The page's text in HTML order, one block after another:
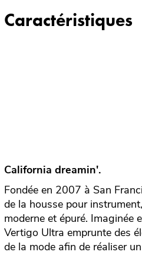
Caractéristiques
California dreamin'.
Fondée en 2007 à San
de la housse pour
moderne et épuré. Imaginée
Vertigo Ultra emprunte des
de la mode afin de réaliser